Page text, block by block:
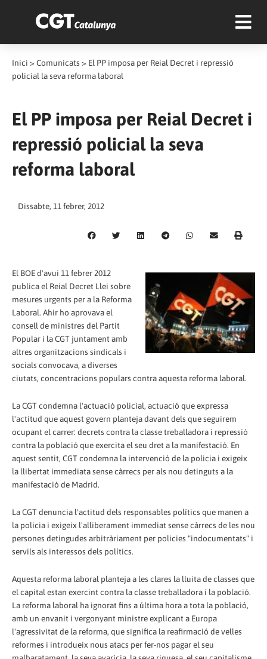
Inici > Comunicats > El PP imposa per Reial Decret i repressió
policial la seva reforma laboral
El PP imposa per Reial Decret i
repressió policial la seva
reforma laboral
Dissabte, 11 febrer, 2012
El BOE d'avui 11 febrer 2012
publica el Reial Decret Llei sobre
mesures urgents per a la Reforma
Laboral. Ahir ho aprovava el
consell de ministres del Partit
Popular i la CGT juntament amb
altres organitzacions sindicals i
socials convocava, a diverses
ciutats, concentracions populars contra aquesta reforma laboral.
La CGT condemna l'actuació policial, actuació que expressa
l'actitud que aquest govern planteja davant dels que seguirem
ocupant el carrer: decrets contra la classe treballadora i repressió
contra la població que exercita el seu dret a la manifestació. En
aquest sentit, CGT condemna la intervenció de la policia i exigeix ​​
la llibertat immediata sense càrrecs per als nou detinguts a la
manifestació de Madrid.
La CGT denuncia l'actitud dels responsables polítics que manen a
la policia i exigeix ​​l'alliberament immediat sense càrrecs de les nou
persones detingudes arbitràriament per policies "indocumentats" i
servils als interessos dels polítics.
Aquesta reforma laboral planteja a les clares la lluita de classes que
el capital estan exercint contra la classe treballadora i la població.
La reforma laboral ha ignorat fins a última hora a tota la població,
amb un envanit i vergonyant ministre explicant a Europa
l'agressivitat de la reforma, que significa la reafirmació de velles
reformes i introdueix nous atacs per fer-nos pagar el seu